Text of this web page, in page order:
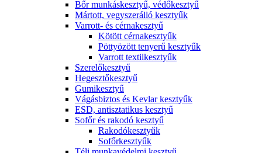
Bőr munkáskesztyű, védőkesztyű
Mártott, vegyszerálló kesztyűk
Varrott- és cérnakesztyű
Kötött cérnakesztyűk
Pöttyözött tenyerű kesztyűk
Varrott textilkesztyűk
Szerelőkesztyű
Hegesztőkesztyű
Gumikesztyű
Vágásbiztos és Kevlar kesztyűk
ESD, antisztatikus kesztyű
Sofőr és rakodó kesztyű
Rakodókesztyűk
Sofőrkesztyűk